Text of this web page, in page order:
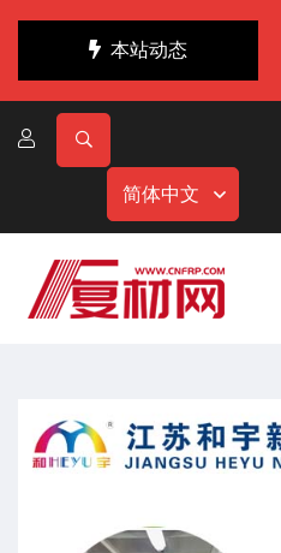
本站动态
简体中文